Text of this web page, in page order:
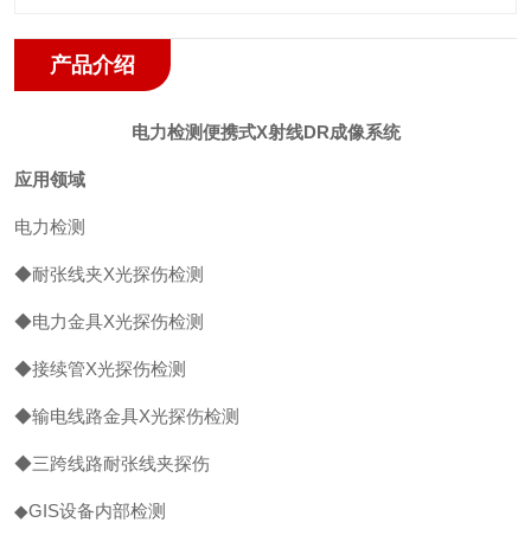
产品介绍
电力检测便携式X射线DR成像系统
应用领域
电力检测
◆耐张线夹X光探伤检测
◆电力金具X光探伤检测
◆接续管X光探伤检测
◆输电线路金具X光探伤检测
◆三跨线路耐张线夹探伤
◆GIS设备内部检测